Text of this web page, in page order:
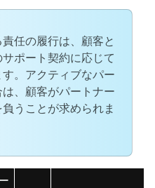
任の履行は、顧客と
ポート契約に応じて
。アクティブなパー
は、顧客がパートナー
うことが求められま